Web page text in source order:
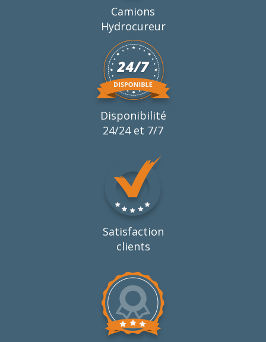
Camions
Hydrocureur
Disponibilité
24/24 et 7/7
Satisfaction
clients